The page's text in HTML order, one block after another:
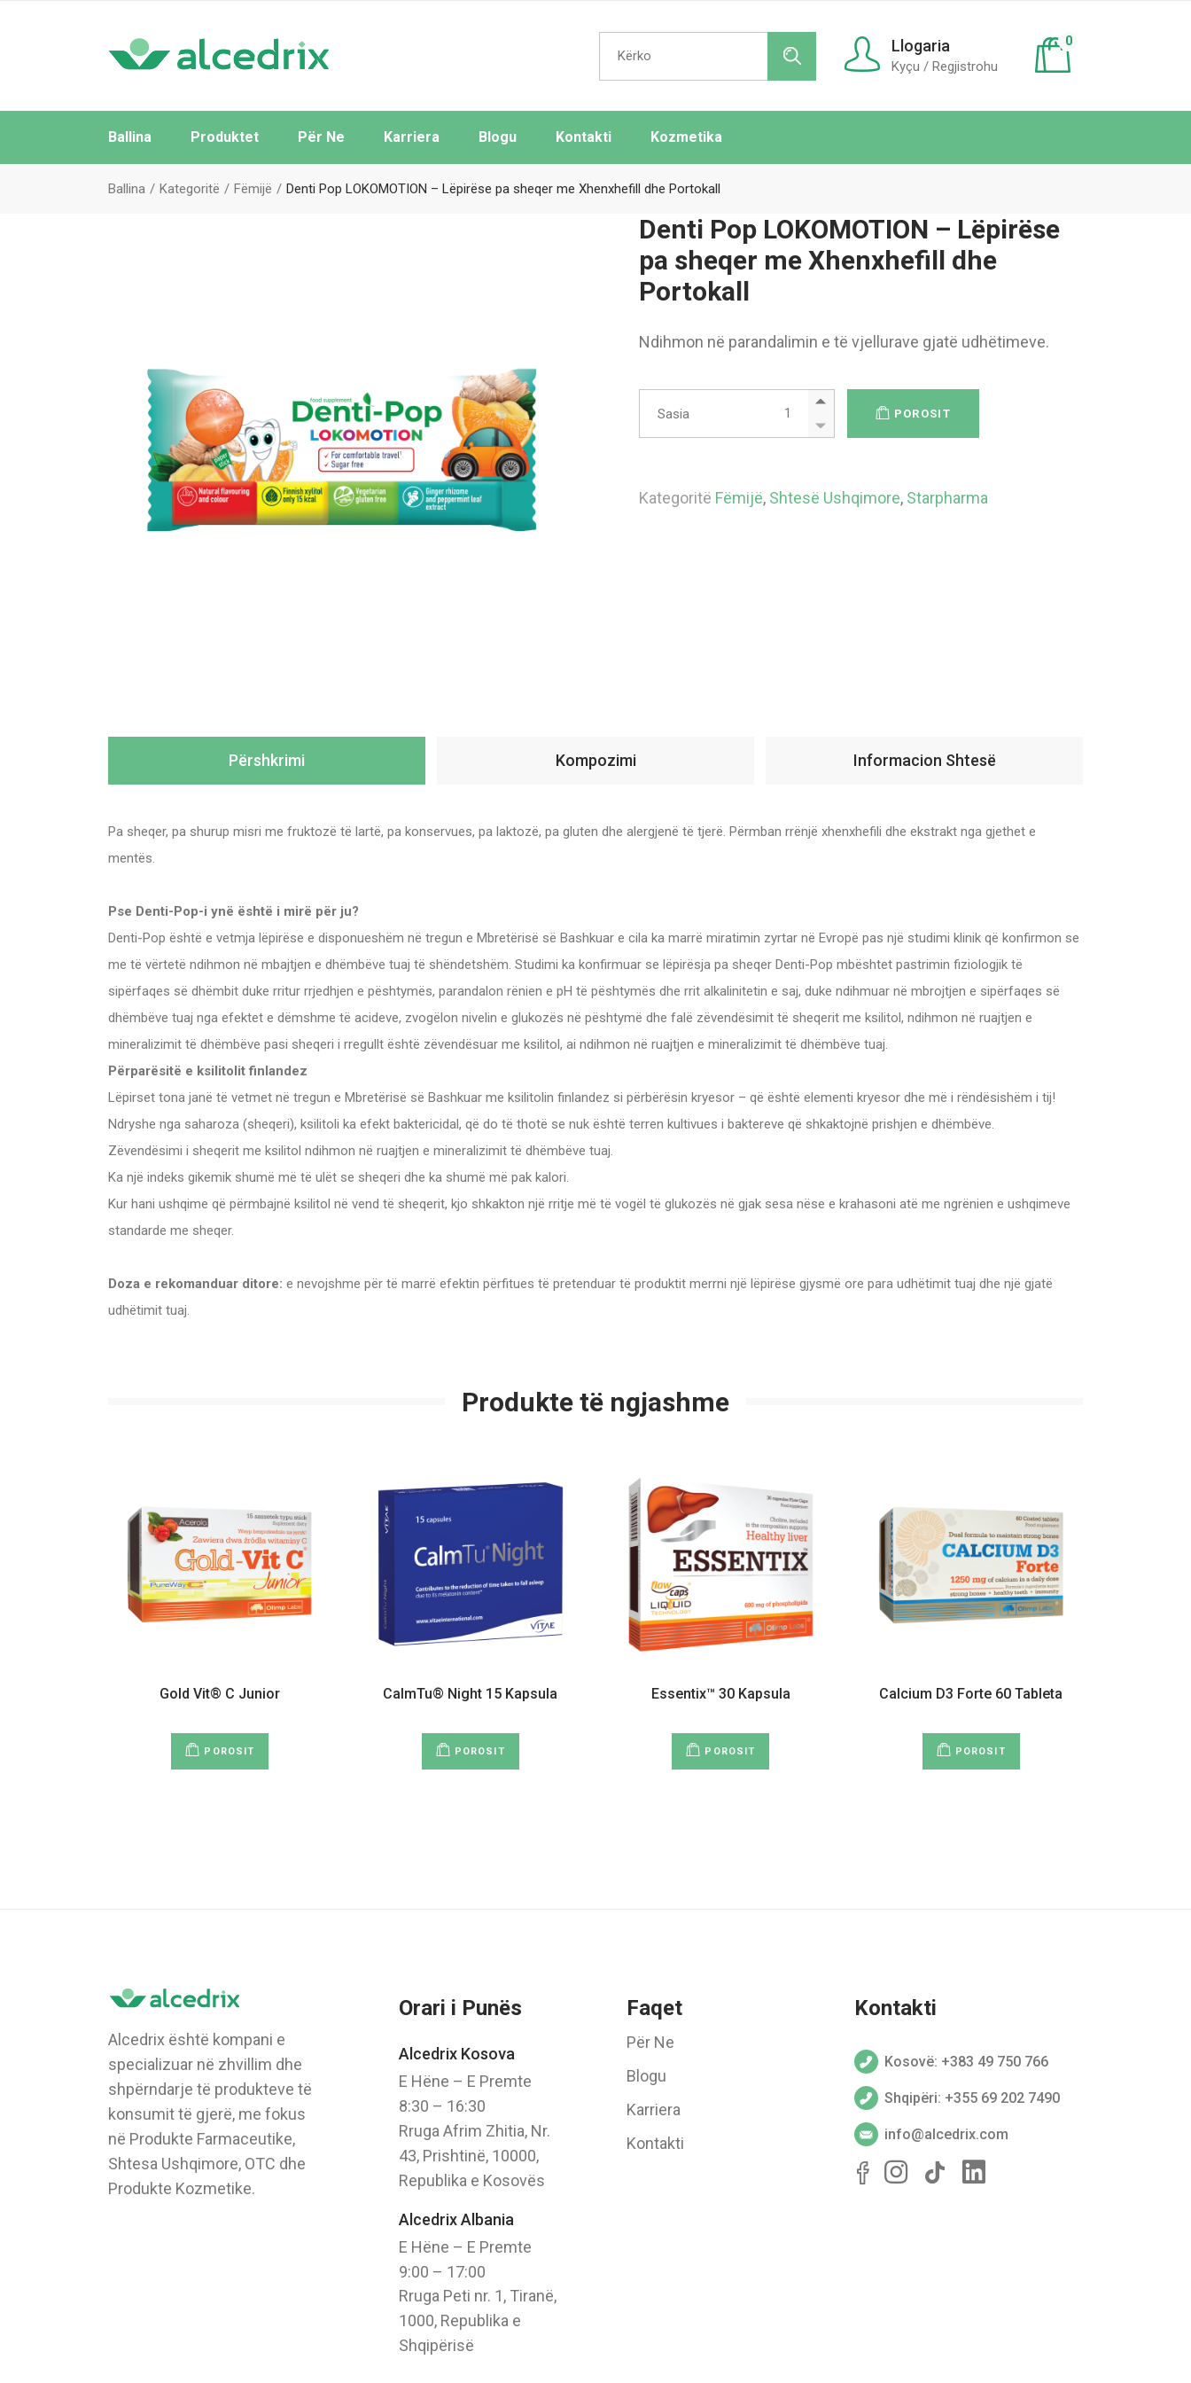
Search
for:
Llogaria
Kyçu / Regjistrohu
0
Ballina Produktet
Të Gjitha
Për Ne Karriera Blogu Kontakti Kozmetika
Ballina Kategoritë Fëmijë Denti Pop LOKOMOTION – Lëpirëse pa sheqer me Xhenxhefill dhe Portokall
Denti Pop LOKOMOTION – Lëpirëse
pa sheqer me Xhenxhefill dhe
Portokall
Ndihmon në parandalimin e të vjellurave gjatë udhëtimeve.
Sasia
Denti Pop LOKOMOTION - Lëpirëse pa sheqer me Xhenxhefill dhe
POROSIT
Kategoritë Fëmijë, Shtesë Ushqimore, Starpharma
Përshkrimi Kompozimi Informacion Shtesë
Pa sheqer, pa shurup misri me fruktozë të lartë, pa konservues, pa laktozë, pa gluten dhe alergjenë të tjerë. Përmban rrënjë xhenxhefili dhe ekstrakt nga gjethet e
mentës.
Pse Denti-Pop-i ynë është i mirë për ju?
Denti-Pop është e vetmja lëpirëse e disponueshëm në tregun e Mbretërisë së Bashkuar e cila ka marrë miratimin zyrtar në Evropë pas një studimi klinik që konfirmon se
me të vërtetë ndihmon në mbajtjen e dhëmbëve tuaj të shëndetshëm. Studimi ka konfirmuar se lëpirësja pa sheqer Denti-Pop mbështet pastrimin fiziologjik të
sipërfaqes së dhëmbit duke rritur rrjedhjen e pështymës, parandalon rënien e pH të pështymës dhe rrit alkalinitetin e saj, duke ndihmuar në mbrojtjen e sipërfaqes së
dhëmbëve tuaj nga efektet e dëmshme të acideve, zvogëlon nivelin e glukozës në pështymë dhe falë zëvendësimit të sheqerit me ksilitol, ndihmon në ruajtjen e
mineralizimit të dhëmbëve pasi sheqeri i rregullt është zëvendësuar me ksilitol, ai ndihmon në ruajtjen e mineralizimit të dhëmbëve tuaj.
Përparësitë e ksilitolit finlandez
Lëpirset tona janë të vetmet në tregun e Mbretërisë së Bashkuar me ksilitolin finlandez si përbërësin kryesor – që është elementi kryesor dhe më i rëndësishëm i tij!
Ndryshe nga saharoza (sheqeri), ksilitoli ka efekt baktericidal, që do të thotë se nuk është terren kultivues i baktereve që shkaktojnë prishjen e dhëmbëve.
Zëvendësimi i sheqerit me ksilitol ndihmon në ruajtjen e mineralizimit të dhëmbëve tuaj.
Ka një indeks gikemik shumë më të ulët se sheqeri dhe ka shumë më pak kalori.
Kur hani ushqime që përmbajnë ksilitol në vend të sheqerit, kjo shkakton një rritje më të vogël të glukozës në gjak sesa nëse e krahasoni atë me ngrënien e ushqimeve
standarde me sheqer.
Doza e rekomanduar ditore: e nevojshme për të marrë efektin përfitues të pretenduar të produktit merrni një lëpirëse gjysmë ore para udhëtimit tuaj dhe një gjatë
udhëtimit tuaj.
Produkte të ngjashme
Gold Vit® C Junior
POROSIT
CalmTu® Night 15 Kapsula
POROSIT
Essentix™ 30 Kapsula
POROSIT
Calcium D3 Forte 60 Tableta
POROSIT
Alcedrix është kompani e
specializuar në zhvillim dhe
shpërndarje të produkteve të
konsumit të gjerë, me fokus
në Produkte Farmaceutike,
Shtesa Ushqimore, OTC dhe
Produkte Kozmetike.
Orari i Punës
Alcedrix Kosova
E Hëne – E Premte
8:30 – 16:30
Rruga Afrim Zhitia, Nr.
43, Prishtinë, 10000,
Republika e Kosovës
Alcedrix Albania
E Hëne – E Premte
9:00 – 17:00
Rruga Peti nr. 1, Tiranë,
1000, Republika e
Shqipërisë
Faqet
Për Ne
Blogu
Karriera
Kontakti
Kontakti
Kosovë: +383 49 750 766
Shqipëri: +355 69 202 7490
info@alcedrix.com